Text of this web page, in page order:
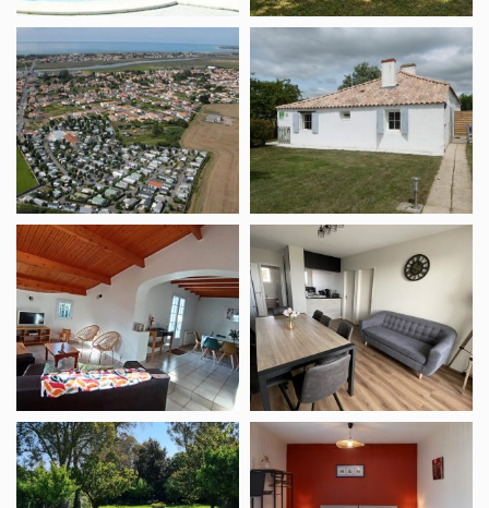
Flower
Camping
Le
Pré
des
Sables
Vakantiewoning
Eclusière
Meublé
Les
Aigrettes
Meublé
Roy
Yannick
La
Palm’Ray
Meublé
La
Fauvette